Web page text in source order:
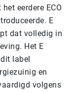
eerdere ECO
E
dat volledig in
Het E
label
en
volgens